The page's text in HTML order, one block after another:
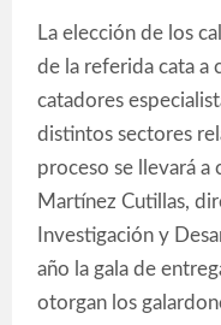
La elección de los
de la referida cata a
catadores
distintos sectores
proceso se llevará a
Martínez Cutillas,
Investigación y
año la gala de
otorgan los